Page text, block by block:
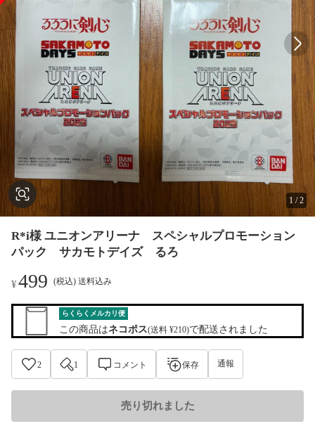
1 /2
R*i様 ユニオンアリーナ スペシャルプロモーション
パック サカモトデイズ るろ
¥499 (税込) 送料込み
らくらくメルカリ便
この商品はネコポス(送料 ¥210)で配送されました
2 1 コメント 保存 通報
売り切れました